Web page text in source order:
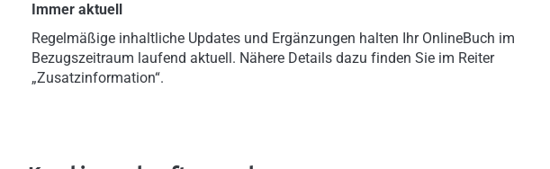
Immer aktuell
Regelmäßige inhaltliche Updates und Ergänzungen halten Ihr OnlineBuch im
Bezugszeitraum laufend aktuell. Nähere Details dazu finden Sie im Reiter
„Zusatzinformation“.